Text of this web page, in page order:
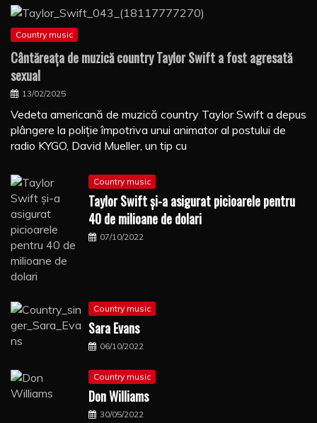
Country music
Cântăreaţa de muzică country Taylor Swift a fost agresată
sexual
13/02/2025
Vedeta americană de muzică country Taylor Swift a depus
plângere la poliţie împotriva unui animator al postului de
radio KYGO, David Mueller, un tip cu
Country music
Taylor Swift şi-a asigurat picioarele pentru
40 de milioane de dolari
07/10/2022
Country music
Sara Evans
06/10/2022
Country music
Don Williams
30/05/2022